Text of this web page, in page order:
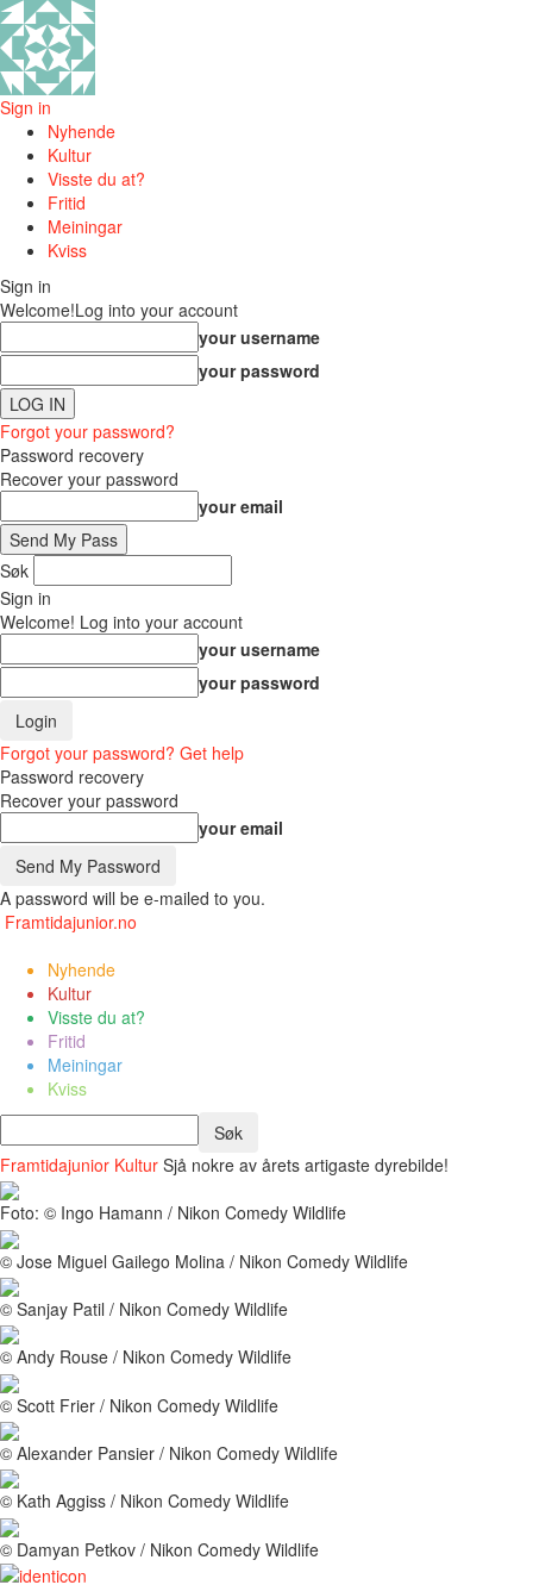
Sign in
Nyhende
Kultur
Visste du at?
Fritid
Meiningar
Kviss
Sign in
Welcome!Log into your account
your username
your password
Forgot your password?
Password recovery
Recover your password
your email
Søk
Sign in
Welcome! Log into your account
your username
your password
Forgot your password? Get help
Password recovery
Recover your password
your email
A password will be e-mailed to you.
Framtidajunior.no
Nyhende
Kultur
Visste du at?
Fritid
Meiningar
Kviss
Framtidajunior Kultur Sjå nokre av årets artigaste dyrebilde!
Foto: © Ingo Hamann / Nikon Comedy Wildlife
© Jose Miguel Gailego Molina / Nikon Comedy Wildlife
© Sanjay Patil / Nikon Comedy Wildlife
© Andy Rouse / Nikon Comedy Wildlife
© Scott Frier / Nikon Comedy Wildlife
© Alexander Pansier / Nikon Comedy Wildlife
© Kath Aggiss / Nikon Comedy Wildlife
© Damyan Petkov / Nikon Comedy Wildlife